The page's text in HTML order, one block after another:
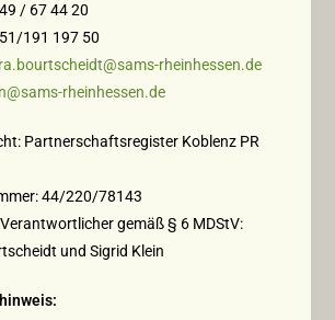
/ 67 44 20
191 197 50
rheinhessen.de
rheinhessen.de
Partnerschaftsregister Koblenz PR
44/220/78143
gemäß § 6 MDStV:
und Sigrid Klein